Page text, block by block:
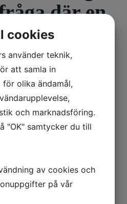
där en
undrar
hör till
om jag
starr enligt
tråkiga
att läsa
Det
cookies
använder teknik,
att samla in
olika ändamål,
och marknadsföring.
"OK" samtycker du till
av cookies och
på vår